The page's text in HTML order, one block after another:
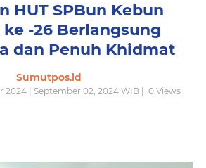
HUT SPBun Kebun
-26 Berlangsung
dan Penuh Khidmat
Sumutpos.id
2024 | September 02, 2024 WIB | 0 Views